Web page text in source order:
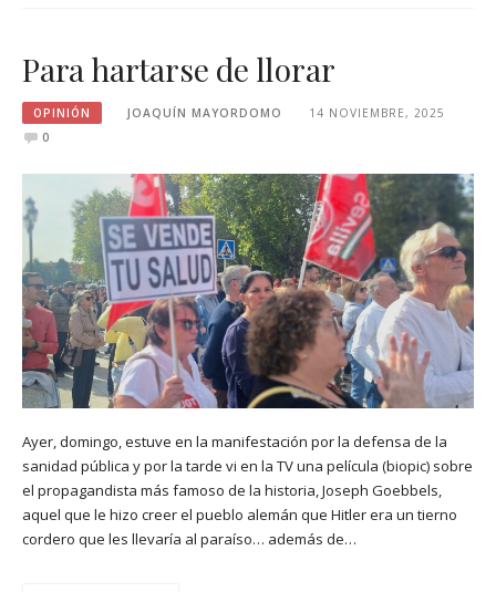
Para hartarse de llorar
OPINIÓN JOAQUÍN MAYORDOMO
14 NOVIEMBRE, 2025
0
Ayer, domingo, estuve en la manifestación por la defensa de la
sanidad pública y por la tarde vi en la TV una película (biopic) sobre
el propagandista más famoso de la historia, Joseph Goebbels,
aquel que le hizo creer el pueblo alemán que Hitler era un tierno
cordero que les llevaría al paraíso… además de…